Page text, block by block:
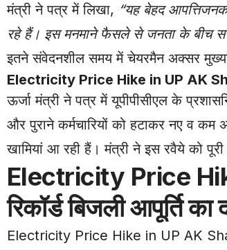
मंत्री ने पत्र में लिखा, “यह बेहद
रहे हैं। इस मनमाने फैसले से जनता के बीच
इतने संवेदनशील समय में चेयरमैन अक्सर
Electricity Price Hike in UP AK
ऊर्जा मंत्री ने पत्र में यूपीपीसीएल के
और पुराने कर्मचारियों को हटाकर नए व कम
खामियां आ रही हैं। मंत्री ने इस रवैये को
Electricity Price
रिकॉर्ड बिजली आपूर्ति का
Electricity Price Hike in UP AK